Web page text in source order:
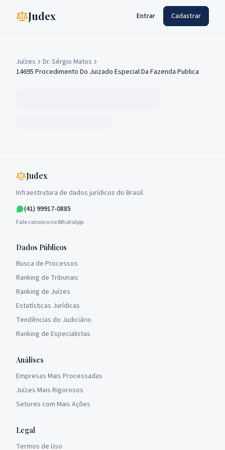
Judex Entrar Cadastrar
Juízes
Dr. Sérgio Matos
14695 Procedimento Do Juizado Especial Da Fazenda Publica
Judex
Infraestrutura de dados jurídicos do Brasil.
(41) 99917-0885
Fale conosco no WhatsApp
Dados Públicos
Busca de Processos
Ranking de Tribunais
Ranking de Juízes
Estatísticas Jurídicas
Tendências do Judiciário
Ranking de Especialistas
Análises
Empresas Mais Processadas
Juízes Mais Rigorosos
Setores com Mais Ações
Legal
Termos de Uso